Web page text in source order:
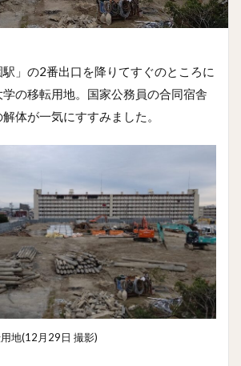
」の2番出口を降りてすぐのところに
の移転用地。国家公務員の合同宿舎
体が一気にすすみました。
地(12月29日 撮影)